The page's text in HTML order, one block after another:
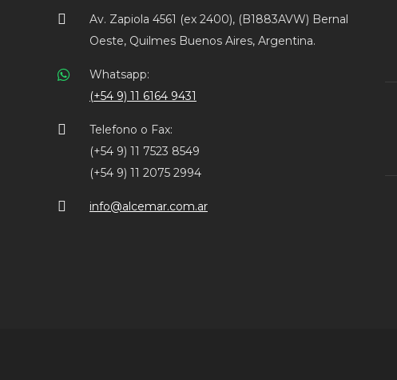
Av. Zapiola 4561 (ex 2400), (B1883AVW) Bernal
Oeste, Quilmes Buenos Aires, Argentina.
Whatsapp:
(+54 9) 11 6164 9431
Telefono o Fax:
(+54 9) 11 7523 8549
(+54 9) 11 2075 2994
info@alcemar.com.ar